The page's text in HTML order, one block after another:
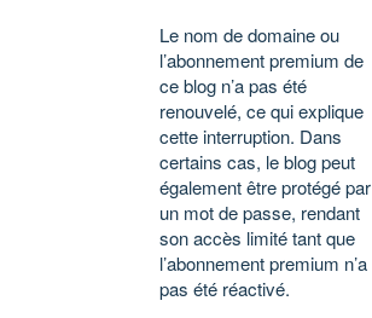
Le nom de domaine ou
l’abonnement premium de
ce blog n’a pas été
renouvelé, ce qui explique
cette interruption. Dans
certains cas, le blog peut
également être protégé par
un mot de passe, rendant
son accès limité tant que
l’abonnement premium n’a
pas été réactivé.